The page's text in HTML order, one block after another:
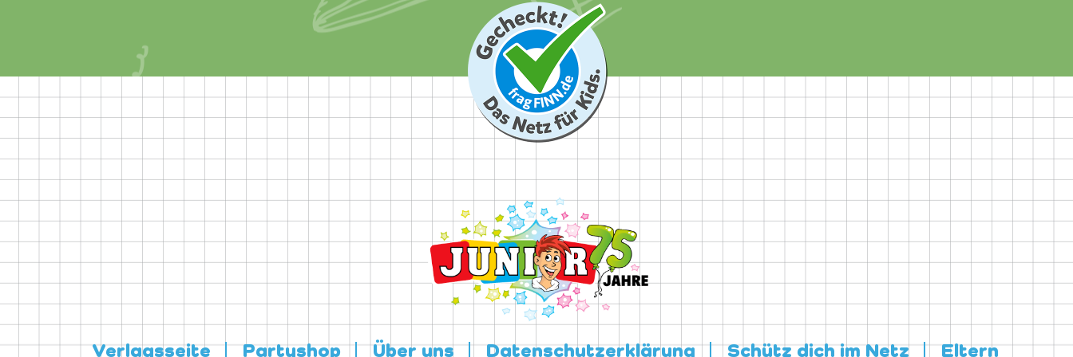
Verlagsseite Partyshop Über uns Datenschutzerklärung Schütz dich im Netz Eltern